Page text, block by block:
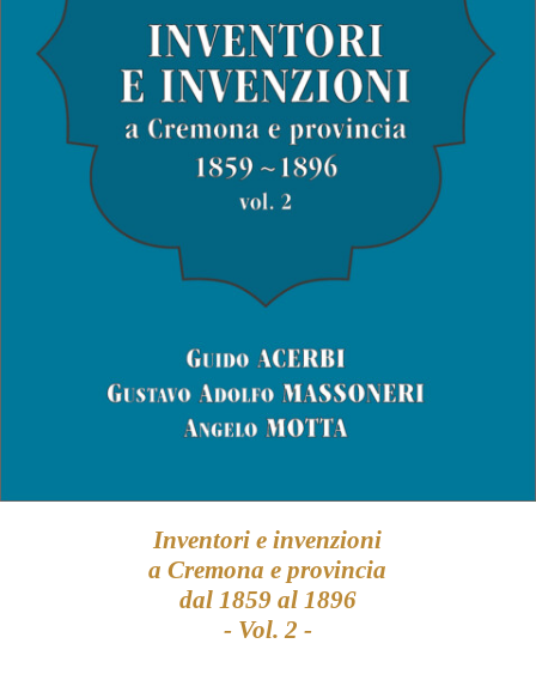
Inventori e invenzioni
a Cremona e provincia
dal 1859 al 1896
- Vol. 2 -